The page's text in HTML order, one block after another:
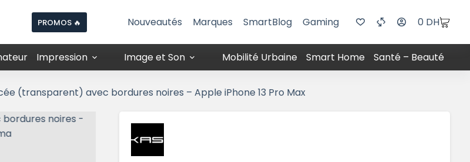
PROMOS 🔥 Nouveautés Marques SmartBlog Gaming 0 DH
Impression Image et Son Mobilité Urbaine Smart Home Santé – Beauté
(transparent) avec bordures noires – Apple iPhone 13 Pro Max